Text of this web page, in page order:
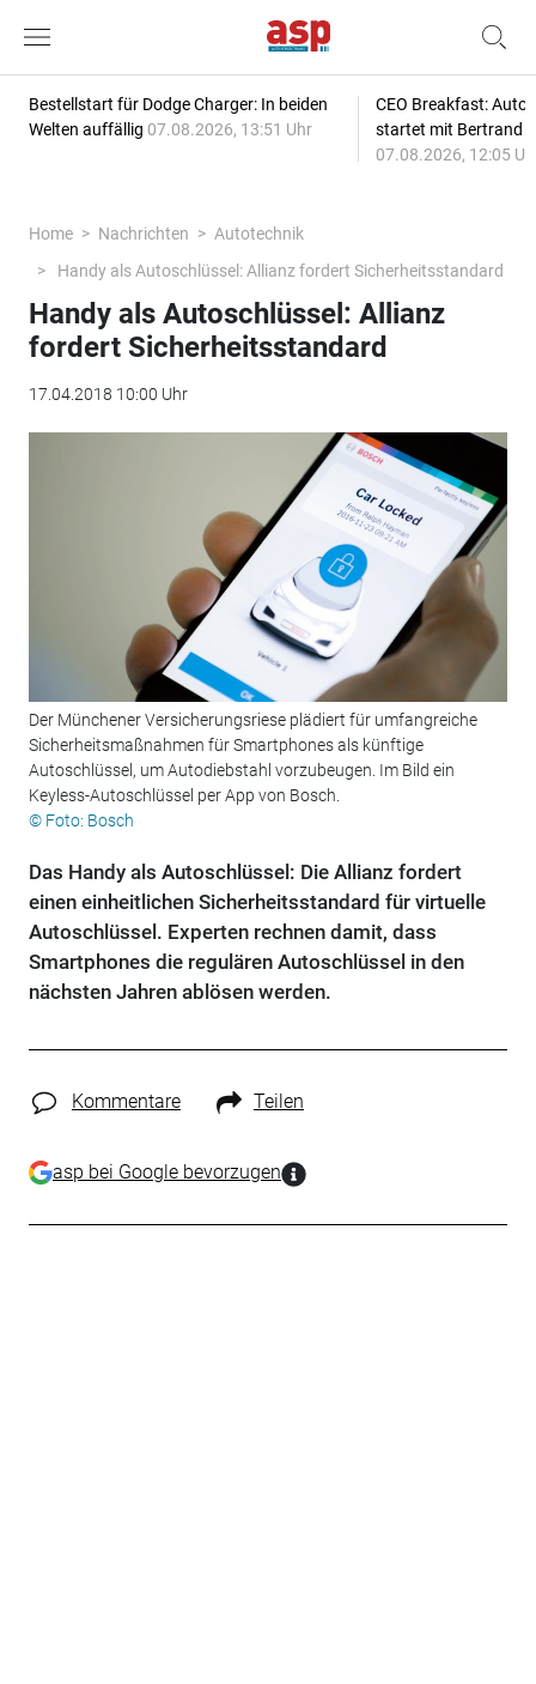
Bestellstart für Dodge Charger: In beiden
Welten auffällig 07.08.2026, 13:51 Uhr
CEO Breakfast:
startet mit Bertrand
07.08.2026, 12:05
Home Nachrichten
Autotechnik
Handy als Autoschlüssel: Allianz fordert Sicherheitsstandard
Handy als Autoschlüssel: Allianz
fordert Sicherheitsstandard
17.04.2018 10:00 Uhr
Der Münchener Versicherungsriese plädiert für umfangreiche
Sicherheitsmaßnahmen für Smartphones als künftige
Autoschlüssel, um Autodiebstahl vorzubeugen. Im Bild ein
Keyless-Autoschlüssel per App von Bosch.
© Foto: Bosch
Das Handy als Autoschlüssel: Die Allianz fordert
einen einheitlichen Sicherheitsstandard für virtuelle
Autoschlüssel. Experten rechnen damit, dass
Smartphones die regulären Autoschlüssel in den
nächsten Jahren ablösen werden.
Kommentare Teilen
asp bei Google bevorzugen